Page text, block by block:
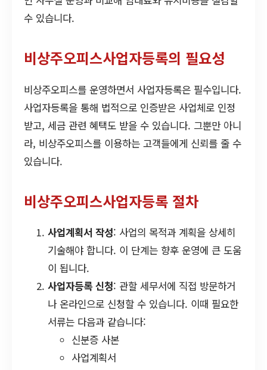
수 있습니다.
비상주오피스사업자등록의 필요성
비상주오피스를 운영하면서 사업자등록은 필수입니다.
사업자등록을 통해 법적으로 인증받은 사업체로 인정
받고, 세금 관련 혜택도 받을 수 있습니다. 그뿐만 아니
라, 비상주오피스를 이용하는 고객들에게 신뢰를 줄 수
있습니다.
비상주오피스사업자등록 절차
사업계획서 작성: 사업의 목적과 계획을 상세히
기술해야 합니다. 이 단계는 향후 운영에 큰 도움
이 됩니다.
사업자등록 신청: 관할 세무서에 직접 방문하거
나 온라인으로 신청할 수 있습니다. 이때 필요한
서류는 다음과 같습니다:
신분증 사본
사업계획서